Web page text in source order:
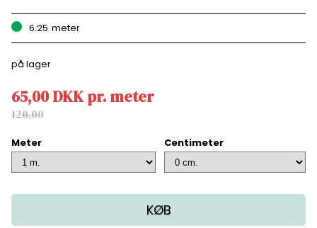
6.25 meter
på lager
65,00DKKpr.meter
120,00
Meter Centimeter
KØB